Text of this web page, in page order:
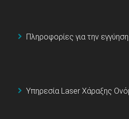
Πληροφορίες για την
Υπηρεσία Laser Χάραξης